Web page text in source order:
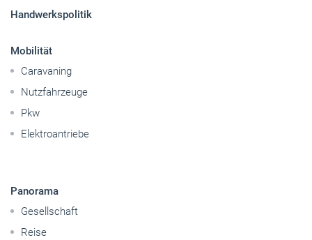
Handwerkspolitik
Mobilität
Caravaning
Nutzfahrzeuge
Pkw
Elektroantriebe
Panorama
Gesellschaft
Reise